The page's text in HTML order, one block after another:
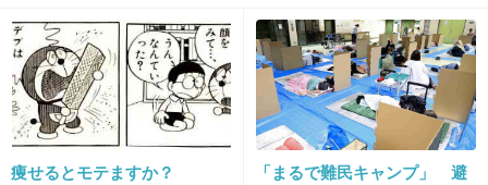
21. 匿名2014/06/03(火) 10:40:09
何でもかんでも実写化するなヽ(｀Д´)ﾉ
+279 -6
痩せるとモテますか？
「まるで難民キャンプ」 避